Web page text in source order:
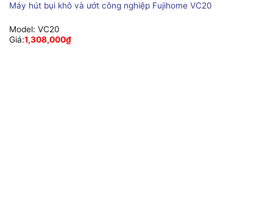
Máy hút bụi khô và ướt công nghiệp Fujihome VC20
Model: VC20
Giá:1,308,000₫